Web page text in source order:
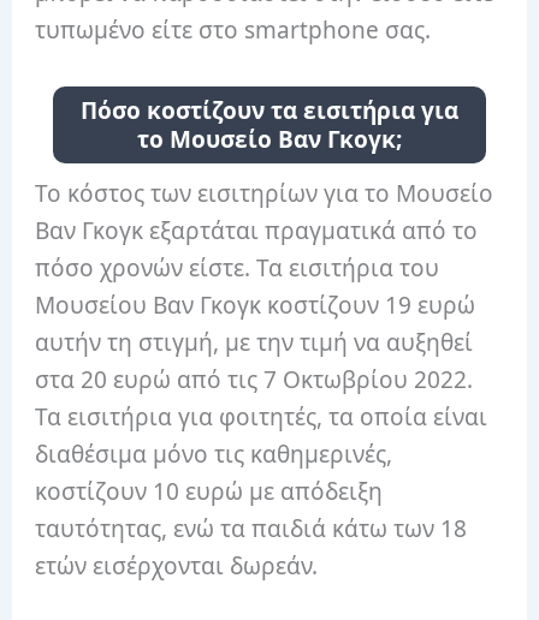
τυπωμένο είτε στο smartphone σας.
Πόσο κοστίζουν τα εισιτήρια για
το Μουσείο Βαν Γκογκ;
Το κόστος των εισιτηρίων για το Μουσείο
Βαν Γκογκ εξαρτάται πραγματικά από το
πόσο χρονών είστε. Τα εισιτήρια του
Μουσείου Βαν Γκογκ κοστίζουν 19 ευρώ
αυτήν τη στιγμή, με την τιμή να αυξηθεί
στα 20 ευρώ από τις 7 Οκτωβρίου 2022.
Τα εισιτήρια για φοιτητές, τα οποία είναι
διαθέσιμα μόνο τις καθημερινές,
κοστίζουν 10 ευρώ με απόδειξη
ταυτότητας, ενώ τα παιδιά κάτω των 18
ετών εισέρχονται δωρεάν.